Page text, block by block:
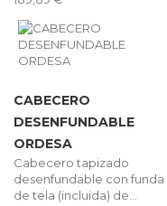
CABECERO
DESENFUNDABLE
ORDESA
Cabecero tapizado
desenfundable con funda
de tela (incluida) de...